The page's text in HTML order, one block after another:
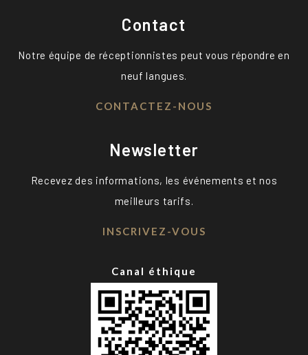
Contact
Notre équipe de réceptionnistes peut vous répondre en
neuf langues.
CONTACTEZ-NOUS
Newsletter
Recevez des informations, les événements et nos
meilleurs tarifs.
INSCRIVEZ-VOUS
Canal éthique